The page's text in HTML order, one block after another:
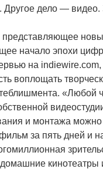
Другое дело —
начало эпохи
на indiewire.com,
воплощать
«Любой
и монтажа можно
за пять дней и
кинотеатры